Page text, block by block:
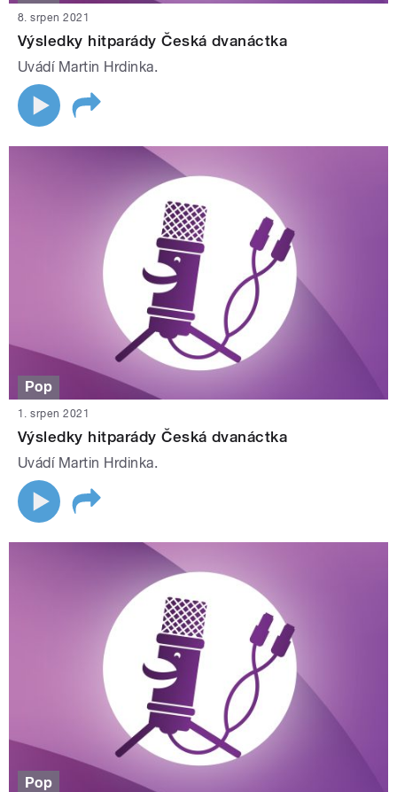
8. srpen 2021
Výsledky hitparády Česká dvanáctka
Uvádí Martin Hrdinka.
Pop
1. srpen 2021
Výsledky hitparády Česká dvanáctka
Uvádí Martin Hrdinka.
Pop